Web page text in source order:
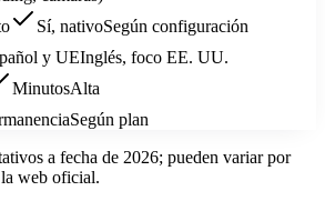
Sí, nativoSegún configuración
y UEInglés, foco EE. UU.
MinutosAlta
Según plan
a fecha de 2026; pueden variar por
web oficial.